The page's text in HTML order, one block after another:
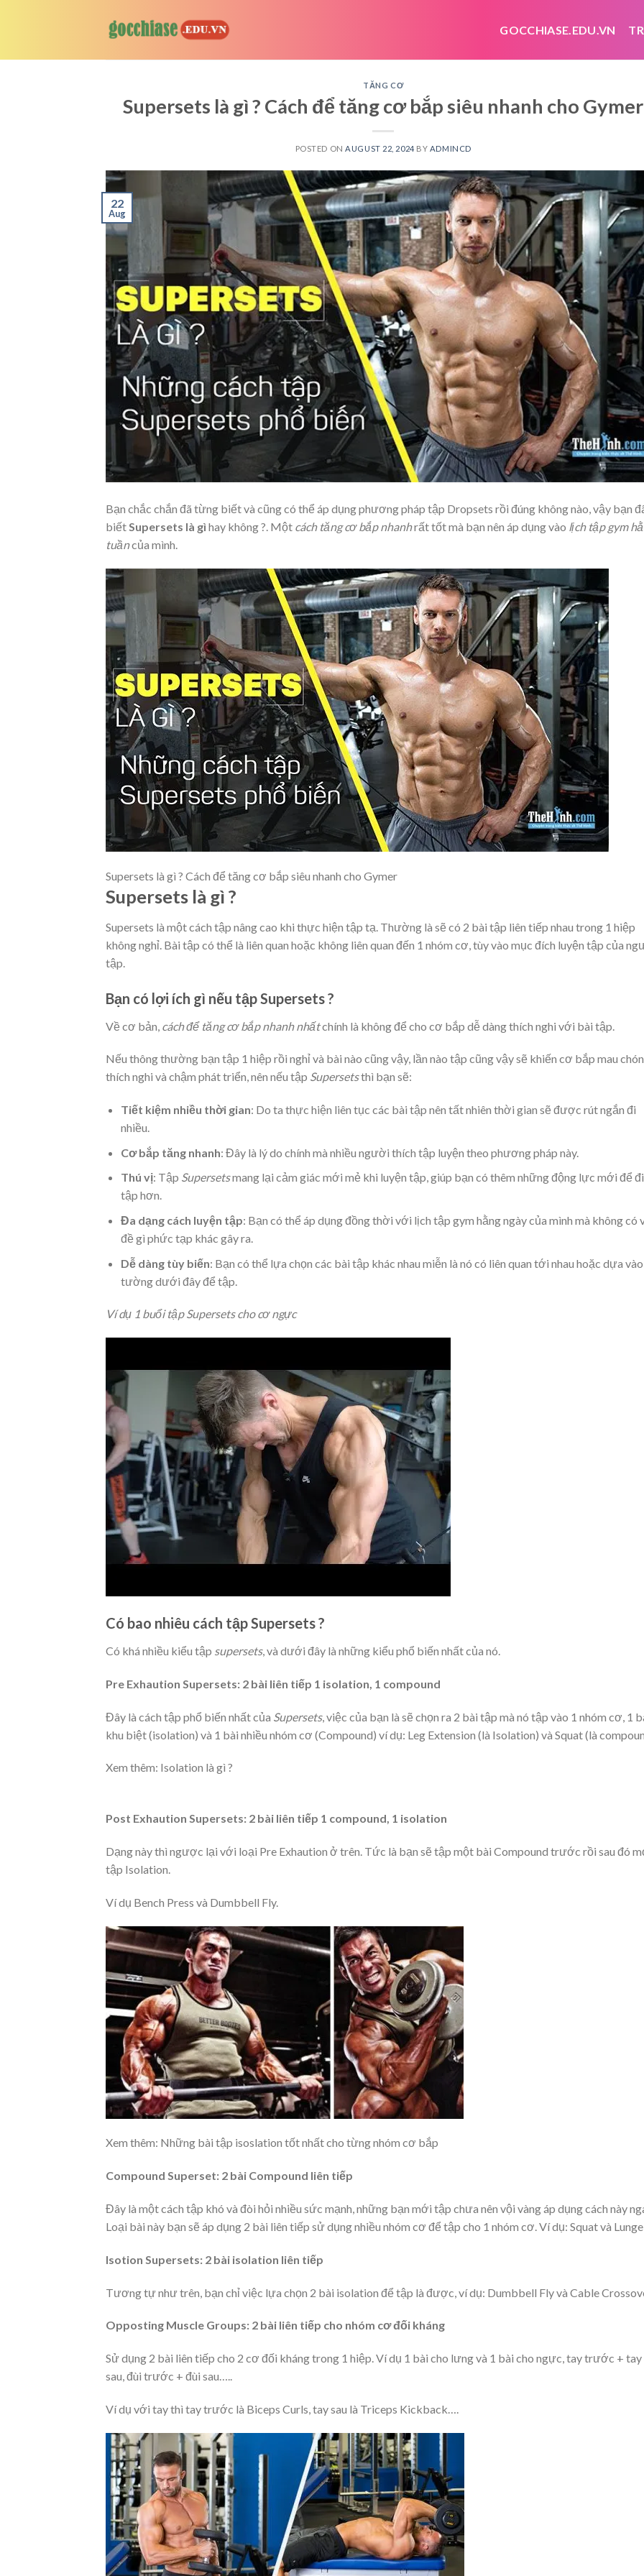
GOCCHIASE.EDU.VN
TĂNG CƠ
Supersets là gì ? Cách để tăng cơ bắp siêu nhanh cho Gymer
POSTED ON AUGUST 22, 2024 BY ADMINCD
22
Aug
Bạn chắc chắn đã từng biết và cũng có thể áp dụng phương pháp tập Dropsets rồi đúng không nào, vậy bạn
biếtSupersets là gì hay không ?. Một cách tăng cơ bắp nhanhrất tốt mà bạn nên áp dụng vào lịch tập gym
tuầncủa mình.
Supersets là gì ? Cách để tăng cơ bắp siêu nhanh cho Gymer
Supersets là gì ?
Supersets là một cách tập nâng cao khi thực hiện tập tạ. Thường là sẽ có 2 bài tập liên tiếp nhau trong 1 hiệp
không nghỉ. Bài tập có thể là liên quan hoặc không liên quan đến 1 nhóm cơ, tùy vào mục đích luyện tập của
tập.
Bạn có lợi ích gì nếu tập Supersets ?
Về cơ bản, cách để tăng cơ bắp nhanh nhấtchính là không để cho cơ bắp dễ dàng thích nghi với bài tập.
Nếu thông thường bạn tập 1 hiệp rồi nghỉ và bài nào cũng vậy, lần nào tập cũng vậy sẽ khiến cơ bắp mau
thích nghi và chậm phát triển, nên nếu tập Supersetsthì bạn sẽ:
Tiết kiệm nhiều thời gian: Do ta thực hiện liên tục các bài tập nên tất nhiên thời gian sẽ được rút ngắn đi
nhiều.
Cơ bắp tăng nhanh: Đây là lý do chính mà nhiều người thích tập luyện theo phương pháp này.
Thú vị: Tập Supersetsmang lại cảm giác mới mẻ khi luyện tập, giúp bạn có thêm những động lực mới để đi
tập hơn.
Đa dạng cách luyện tập: Bạn có thể áp dụng đồng thời với lịch tập gym hằng ngày của mình mà không có
đề gì phức tạp khác gây ra.
Dễ dàng tùy biến: Bạn có thể lựa chọn các bài tập khác nhau miễn là nó có liên quan tới nhau hoặc dựa
tường dưới đây để tập.
Ví dụ 1 buổi tập Supersets cho cơ ngực
Có bao nhiêu cách tập Supersets ?
Có khá nhiều kiểu tập supersets, và dưới đây là những kiểu phổ biến nhất của nó.
Pre Exhaution Supersets: 2 bài liên tiếp 1 isolation, 1 compound
Đây là cách tập phổ biến nhất của Supersets, việc của bạn là sẽ chọn ra 2 bài tập mà nó tập vào 1 nhóm cơ, 1
khu biệt (isolation) và 1 bài nhiều nhóm cơ (Compound) ví dụ: Leg Extension (là Isolation) và Squat (là
Xem thêm: Isolation là gì ?
Post Exhaution Supersets: 2 bài liên tiếp 1 compound, 1 isolation
Dạng này thì ngược lại với loại Pre Exhaution ở trên. Tức là bạn sẽ tập một bài Compound trước rồi sau đó
tập Isolation.
Ví dụ Bench Press và Dumbbell Fly.
Xem thêm: Những bài tập isoslation tốt nhất cho từng nhóm cơ bắp
Compound Superset: 2 bài Compound liên tiếp
Đây là một cách tập khó và đòi hỏi nhiều sức mạnh, những bạn mới tập chưa nên vội vàng áp dụng cách này
Loại bài này bạn sẽ áp dụng 2 bài liên tiếp sử dụng nhiều nhóm cơ để tập cho 1 nhóm cơ. Ví dụ: Squat và Lunge
Isotion Supersets: 2 bài isolation liên tiếp
Tương tự như trên, bạn chỉ việc lựa chọn 2 bài isolation để tập là được, ví dụ: Dumbbell Fly và Cable
Opposting Muscle Groups: 2 bài liên tiếp cho nhóm cơ đối kháng
Sử dụng 2 bài liên tiếp cho 2 cơ đối kháng trong 1 hiệp. Ví dụ 1 bài cho lưng và 1 bài cho ngực, tay trước + tay
sau, đùi trước + đùi sau…..
Ví dụ với tay thì tay trước là Biceps Curls, tay sau là Triceps Kickback….